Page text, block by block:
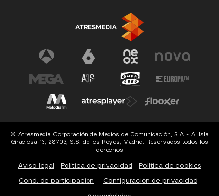
© Atresmedia Corporación de Medios de Comunicación, S.A - A. Isla
Graciosa 13, 28703, S.S. de los Reyes, Madrid. Reservados todos los
derechos
Aviso legal Política de privacidad Política de cookies
Cond. de participación Configuración de privacidad